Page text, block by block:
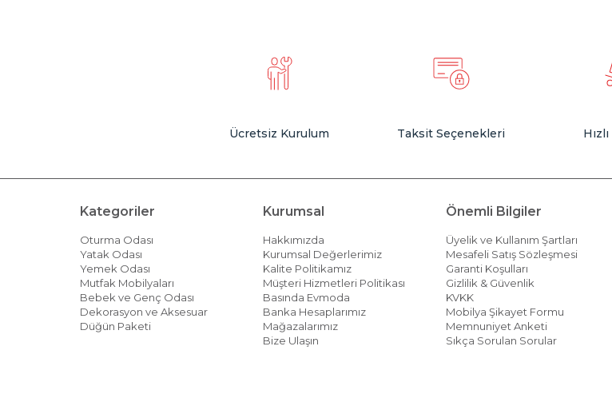
Ücretsiz Kurulum Taksit Seçenekleri
Kategoriler
Oturma Odası
Yatak Odası
Yemek Odası
Mutfak Mobilyaları
Bebek ve Genç Odası
Dekorasyon ve Aksesuar
Düğün Paketi
Kurumsal
Hakkımızda
Kurumsal Değerlerimiz
Kalite Politikamız
Müşteri Hizmetleri Politikası
Basında Evmoda
Banka Hesaplarımız
Mağazalarımız
Bize Ulaşın
Önemli Bilgiler
Üyelik ve Kullanım Şartları
Mesafeli Satış Sözleşmesi
Garanti Koşulları
Gizlilik & Güvenlik
KVKK
Mobilya Şikayet Formu
Memnuniyet Anketi
Sıkça Sorulan Sorular